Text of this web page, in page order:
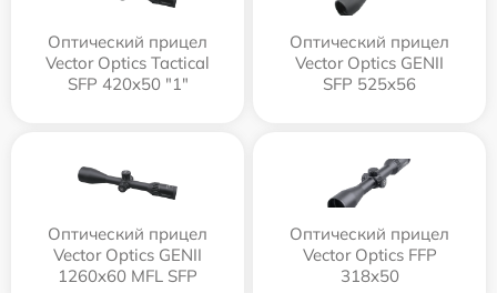
Оптический прицел
Vector Optics Tactical
SFP 420x50 "1"
Оптический прицел
Vector Optics GENII
SFP 525x56
Оптический прицел
Vector Optics GENII
1260x60 MFL SFP
Оптический прицел
Vector Optics FFP
318x50